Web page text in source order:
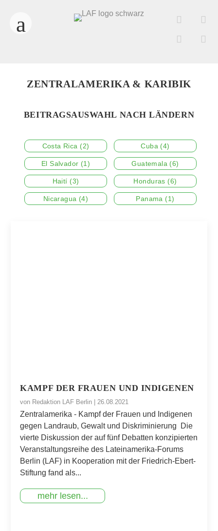
ZENTRALAMERIKA & KARIBIK
BEITRAGSAUSWAHL NACH LÄNDERN
Costa Rica (2) Cuba (4)
El Salvador (1) Guatemala (6)
Haití (3) Honduras (6)
Nicaragua (4) Panama (1)
KAMPF DER FRAUEN UND INDIGENEN
von Redaktion LAF Berlin 26.08.2021
Zentralamerika - Kampf der Frauen und Indigenen
gegen Landraub, Gewalt und Diskriminierung Die
vierte Diskussion der auf fünf Debatten konzipierten
Veranstaltungsreihe des Lateinamerika-Forums
Berlin (LAF) in Kooperation mit der Friedrich-Ebert-
Stiftung fand als...
mehr lesen...